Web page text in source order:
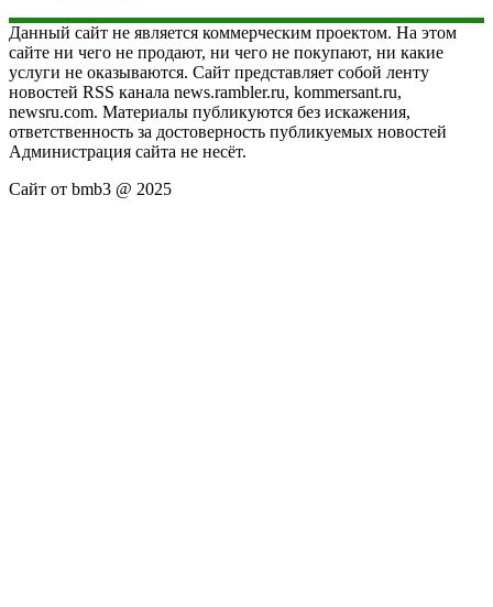
Данный сайт не является коммерческим проектом. На этом
сайте ни чего не продают, ни чего не покупают, ни какие
услуги не оказываются. Сайт представляет собой ленту
новостей RSS канала news.rambler.ru, kommersant.ru,
newsru.com. Материалы публикуются без искажения,
ответственность за достоверность публикуемых новостей
Администрация сайта не несёт.
Сайт от bmb3 @ 2025